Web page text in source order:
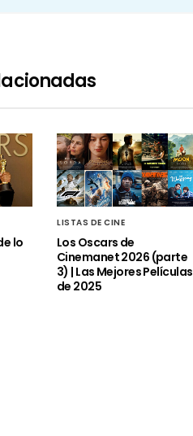
lo
LISTAS DE CINE
Los Oscars de
Cinemanet 2026 (parte
3) | Las Mejores Películas
de 2025